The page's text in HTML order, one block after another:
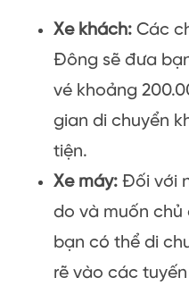
Xe khách: Các
Đông sẽ đưa
vé khoảng
gian di chuyển
tiện.
Xe máy: Đối với
do và muốn chủ
bạn có thể di
rẽ vào các tuyến